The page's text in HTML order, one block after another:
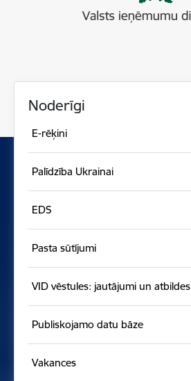
Noderīgi
E-rēķini
Palīdzība Ukrainai
EDS
Pasta sūtījumi
VID vēstules: jautājumi un atbildes
Publiskojamo datu bāze
Vakances